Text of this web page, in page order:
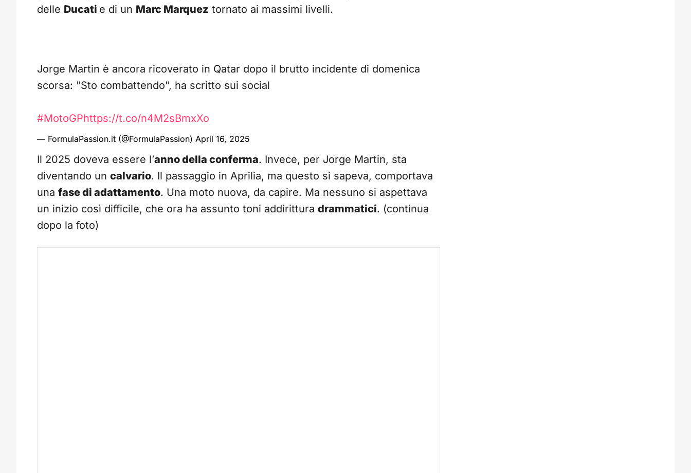
delle Ducati e di un Marc Marquez tornato ai massimi livelli.
Jorge Martin è ancora ricoverato in Qatar dopo il brutto incidente di domenica
scorsa: "Sto combattendo", ha scritto sui social
#MotoGPhttps://t.co/n4M2sBmxXo
— FormulaPassion.it (@FormulaPassion) April 16, 2025
Il 2025 doveva essere l’anno della conferma. Invece, per Jorge Martin, sta
diventando un calvario. Il passaggio in Aprilia, ma questo si sapeva, comportava
una fase di adattamento. Una moto nuova, da capire. Ma nessuno si aspettava
un inizio così difficile, che ora ha assunto toni addirittura drammatici. (continua
dopo la foto)